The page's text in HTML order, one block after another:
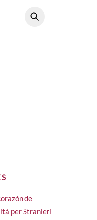
de
per Stranieri